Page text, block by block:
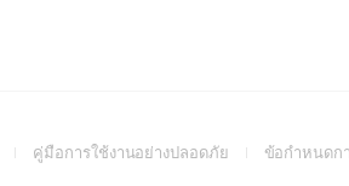
(Openคู่มือการใช้งานอย่างปลอดภัย(Openข้อกำหนดก